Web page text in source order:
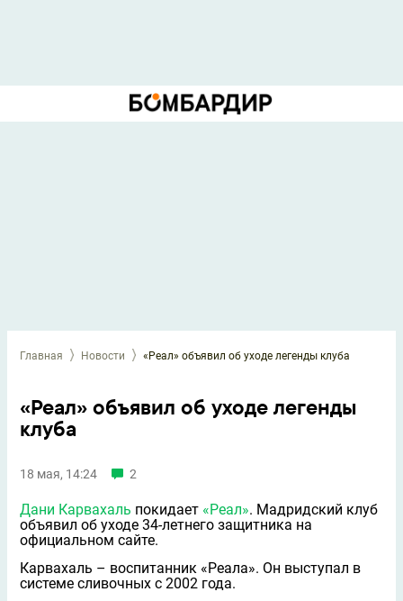
Главная Новости «Реал» объявил об уходе легенды клуба
«Реал» объявил об уходе легенды
клуба
18 мая, 14:24 2
Дани Карвахаль покидает «Реал». Мадридский клуб
объявил об уходе 34-летнего защитника на
официальном сайте.
Карвахаль – воспитанник «Реала». Он выступал в
системе сливочных с 2002 года.